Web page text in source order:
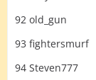
92 old_gun
93 fightersmurf
94 Steven777